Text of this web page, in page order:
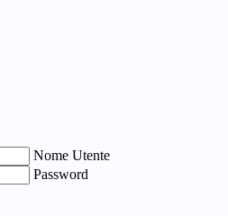
Nome Utente
Password